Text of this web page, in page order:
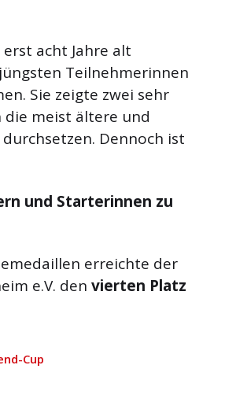
acht Jahre alt
Teilnehmerinnen
Sie zeigte zwei sehr
die meist ältere und
Dennoch ist
und Starterinnen zu
erreichte der
e.V. den vierten Platz
Cup